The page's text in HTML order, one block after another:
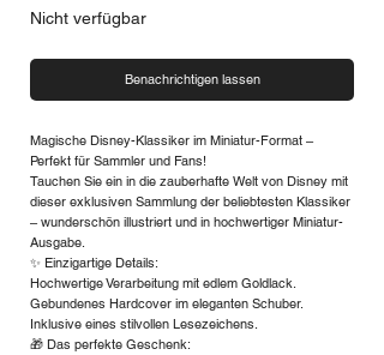
Nicht verfügbar
Benachrichtigen lassen
Magische Disney-Klassiker im Miniatur-Format –
Perfekt für Sammler und Fans!
Tauchen Sie ein in die zauberhafte Welt von Disney mit
dieser exklusiven Sammlung der beliebtesten Klassiker
– wunderschön illustriert und in hochwertiger Miniatur-
Ausgabe.
✨ Einzigartige Details:
Hochwertige Verarbeitung mit edlem Goldlack.
Gebundenes Hardcover im eleganten Schuber.
Inklusive eines stilvollen Lesezeichens.
🎁 Das perfekte Geschenk: